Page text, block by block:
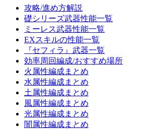
攻略/進め方解説
礎シリーズ武器性能一覧
ミーレス武器性能一覧
EXスキルの性能一覧
『セフィラ』武器一覧
効率周回編成/おすすめ場所
火属性編成まとめ
水属性編成まとめ
土属性編成まとめ
風属性編成まとめ
光属性編成まとめ
闇属性編成まとめ